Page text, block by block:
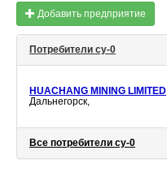
Добавить предприятие
Потребители су-0
HUACHANG MINING LIMITED
Дальнегорск,
Все потребители су-0